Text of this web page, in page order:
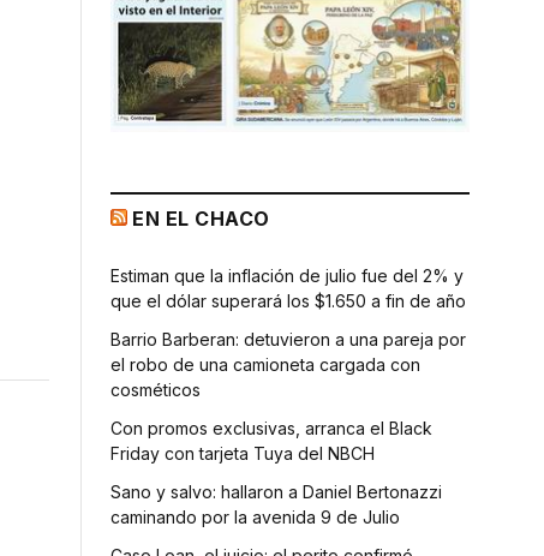
EN EL CHACO
Estiman que la inflación de julio fue del 2% y
que el dólar superará los $1.650 a fin de año
Barrio Barberan: detuvieron a una pareja por
el robo de una camioneta cargada con
cosméticos
Con promos exclusivas, arranca el Black
Friday con tarjeta Tuya del NBCH
Sano y salvo: hallaron a Daniel Bertonazzi
caminando por la avenida 9 de Julio